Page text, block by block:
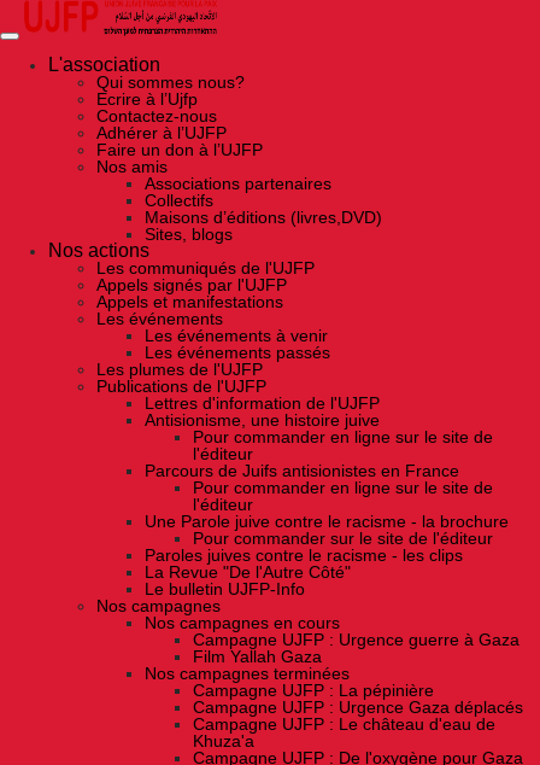
Skip
the
contentL'association
Qui sommes nous?
Ecrire à l’Ujfp
Contactez-nous
Adhérer à l’UJFP
Faire un don à l’UJFP
Nos amis
Associations partenaires
Collectifs
Maisons d’éditions (livres,DVD)
Sites, blogs
Nos actions
Les communiqués de l'UJFP
Appels signés par l'UJFP
Appels et manifestations
Les événements
Les événements à venir
Les événements passés
Les plumes de l'UJFP
Publications de l'UJFP
Lettres d'information de l'UJFP
Antisionisme, une histoire juive
Pour commander en ligne sur le site de
l'éditeur
Parcours de Juifs antisionistes en France
Pour commander en ligne sur le site de
l'éditeur
Une Parole juive contre le racisme - la brochure
Pour commander sur le site de l'éditeur
Paroles juives contre le racisme - les clips
La Revue "De l'Autre Côté"
Le bulletin UJFP-Info
Nos campagnes
Nos campagnes en cours
Campagne UJFP : Urgence guerre à Gaza
Film Yallah Gaza
Nos campagnes terminées
Campagne UJFP : La pépinière
Campagne UJFP : Urgence Gaza déplacés
Campagne UJFP : Le château d'eau de
Khuza'a
Campagne UJFP : De l'oxygène pour Gaza